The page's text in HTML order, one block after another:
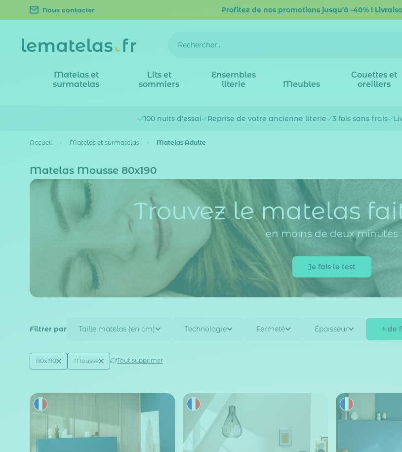
Nous contacter Profitez de nos promotions jusqu'à -40% !
Matelas et
surmatelas
Lits et
sommiers
Ensembles
literie
Meubles
Couettes et
oreillers
100 nuits d'essai Reprise de votre ancienne literie 3 fois sans frais
Accueil Matelas et surmatelas Matelas Adulte
Matelas Mousse 80x190
Trouvez le matelas
en moins de deux minutes
Je fais le test
Filtrer par Taille matelas (en cm) Technologie Fermeté Épaisseur + de
Active filtering (2)
Taille matelas (en cm)
80x190 Technologie
Mousse Tout supprimer